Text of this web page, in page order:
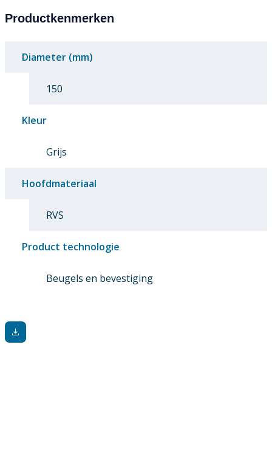
Productkenmerken
Diameter (mm)
150
Kleur
Grijs
Hoofdmateriaal
RVS
Product technologie
Beugels en bevestiging